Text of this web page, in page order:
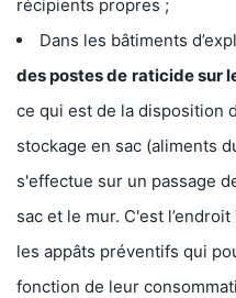
récipients propres ;
Dans les bâtiments
des postes de raticide sur
ce qui est de la disposition
stockage en sac (aliments
s'effectue sur un passage
sac et le mur. C'est
les appâts préventifs qui
fonction de leur